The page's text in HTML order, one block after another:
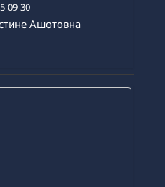
09-30
Ашотовна